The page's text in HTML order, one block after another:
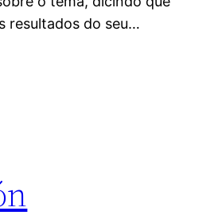
resultados do seu…